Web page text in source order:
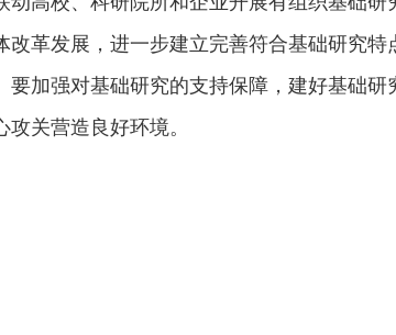
革发展，进一步建立完善符合基础研究特
加强对基础研究的支持保障，建好基础研
关营造良好环境。